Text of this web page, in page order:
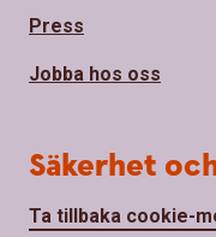
Press
Jobba hos oss
Säkerhet
Ta tillbaka cookie-